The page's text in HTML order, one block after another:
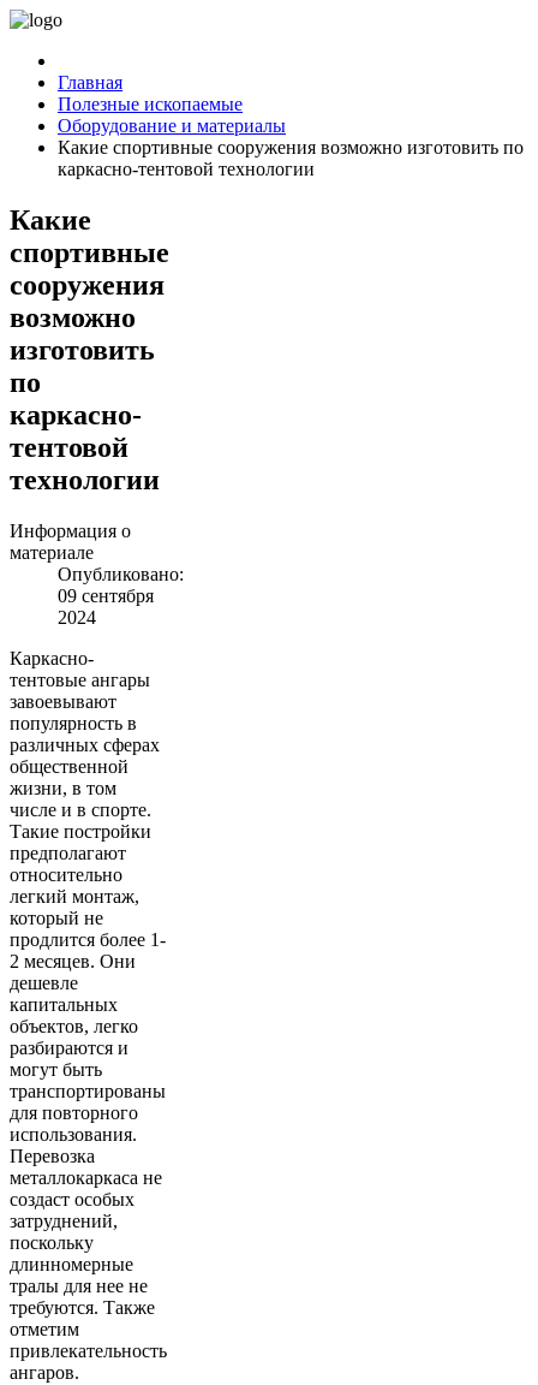
Главная
Полезные ископаемые
Оборудование и материалы
Какие спортивные сооружения возможно изготовить по
каркасно-тентовой технологии
Какие
спортивные
сооружения
возможно
изготовить
по
каркасно-
тентовой
технологии
Информация о
материале
Опубликовано:
09 сентября
2024
Каркасно-
тентовые ангары
завоевывают
популярность в
различных сферах
общественной
жизни, в том
числе и в спорте.
Такие постройки
предполагают
относительно
легкий монтаж,
который не
продлится более 1-
2 месяцев. Они
дешевле
капитальных
объектов, легко
разбираются и
могут быть
транспортированы
для повторного
использования.
Перевозка
металлокаркаса не
создаст особых
затруднений,
поскольку
длинномерные
тралы для нее не
требуются. Также
отметим
привлекательность
ангаров.